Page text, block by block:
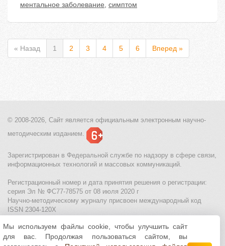
ментальное заболевание, симптом
« Назад 1 2 3 4 5 6 Вперед »
© 2008-2026, Сайт является официальным электронным научно-
методическим изданием.
Зарегистрирован в Федеральной службе по надзору в сфере связи,
информационных технологий и массовых коммуникаций.
Регистрационный номер и дата принятия решения о регистрации:
серия Эл № ФС77-78575 от 08 июля 2020 г
Научно-методическому журналу присвоен международный код
ISSN 2304-120X
МЦИТО|Школьные олимпиады и онлайн конкурсы для детей
Политика использования файлов cookie| Политика обработки и
Мы используем файлы cookie, чтобы улучшить сайт
для вас. Продолжая пользоваться сайтом, вы